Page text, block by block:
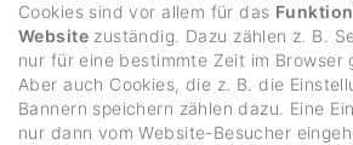
Cookies sind vor allem für das
Websitezuständig. Dazu zählen z. B.
nur für eine bestimmte Zeit im Browser
Aber auch Cookies, die z. B. die
Bannern spei­chern zählen dazu. Eine
nur dann vom Website-Besu­cher